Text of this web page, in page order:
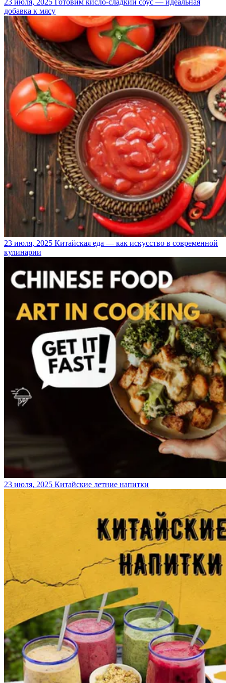
добавка к мясу
23 июля, 2025 Китайская еда — как искусство в современной
кулинарии
23 июля, 2025 Китайские летние напитки